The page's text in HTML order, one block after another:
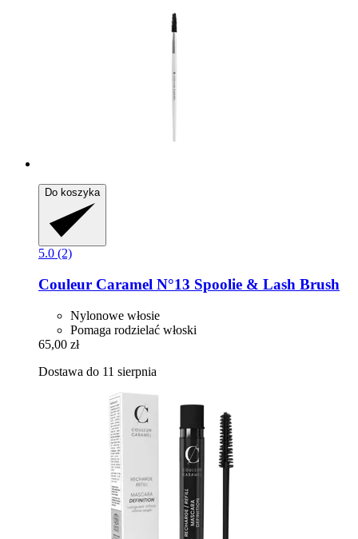
Do koszyka
5.0 (2)
Couleur Caramel N°13 Spoolie & Lash Brush
Nylonowe włosie
Pomaga rodzielać włoski
65,00 zł
Dostawa do 11 sierpnia